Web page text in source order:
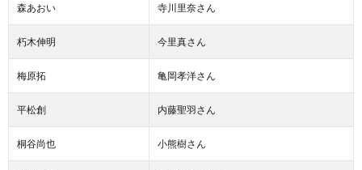
森あおい 寺川里奈さん
朽木伸明 今里真さん
梅原拓 亀岡孝洋さん
平松創 内藤聖羽さん
桐谷尚也 小熊樹さん